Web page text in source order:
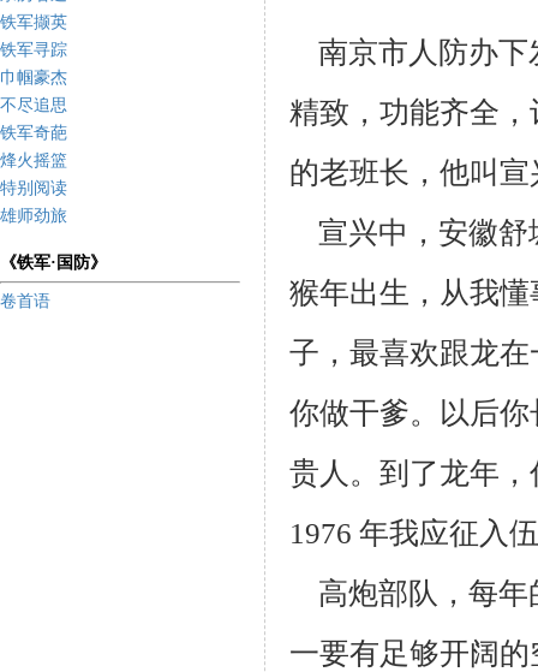
铁军撷英
铁军寻踪
巾帼豪杰
不尽追思
铁军奇葩
烽火摇篮
特别阅读
雄师劲旅
《铁军·国防》
卷首语
南京市人防办下
精致，功能齐全
的老班长，他叫宣
宣兴中，安徽舒
猴年出生，从我
子，最喜欢跟龙
你做干爹。以后你
贵人。到了龙年
1976 年我应征入
高炮部队，每年
一要有足够开阔